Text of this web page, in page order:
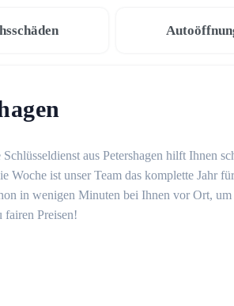
aus Petershagen hilft Ihnen
Woche ist unser Team das komplette Jahr
in wenigen Minuten bei Ihnen vor Ort, um
fairen Preisen!